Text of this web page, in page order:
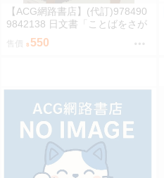
【ACG網路書店】(代訂)978490
9842138 日文書「ことばをさが
す絵日記辞典」YUEISHA DICTI
ONARY
售價 550